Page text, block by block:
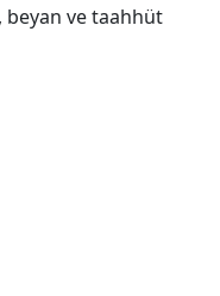
ve taahhüt